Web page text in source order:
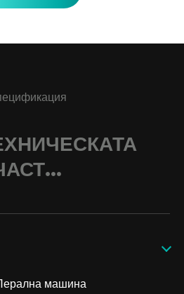
машина